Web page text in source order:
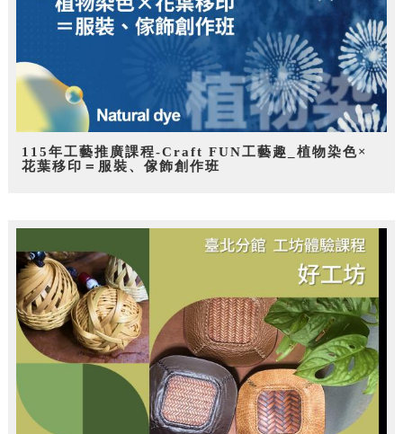
115年工藝推廣課程-Craft FUN工藝趣_植物染色×
花葉移印＝服裝、傢飾創作班